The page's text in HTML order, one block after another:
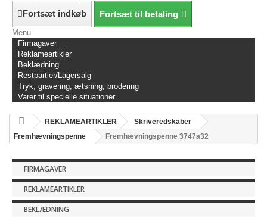
Fortsæt indkøb Fortsæt til betaling
Menu
Firmagaver
Reklameartikler
Beklædning
Restpartier/Lagersalg
Tryk, gravering, ætsning, brodering
Varer til specielle situationer
REKLAMEARTIKLER
Skriveredskaber
Fremhævningspenne
Fremhævningspenne 3747a32
FIRMAGAVER
REKLAMEARTIKLER
BEKLÆDNING